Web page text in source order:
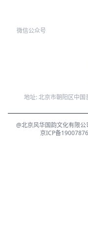
微信公众号
地址: 北京市朝阳区中国
@北京风华国韵文化有限公
京ICP备